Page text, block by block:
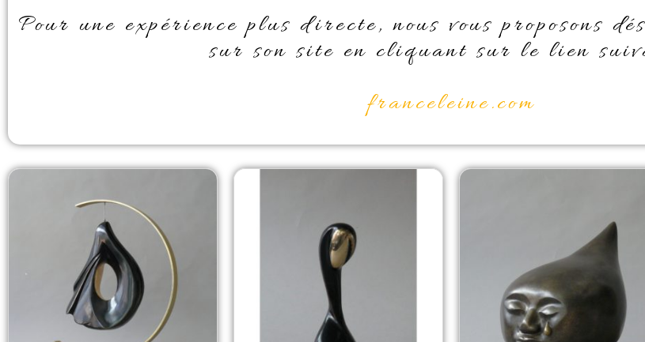
Pour une expérience plus directe, nous vous proposons
sur son site en cliquant sur le lien
franceleine.com